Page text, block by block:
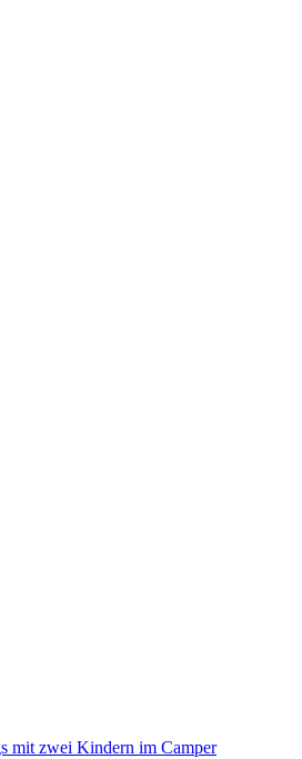
mit zwei Kindern im Camper